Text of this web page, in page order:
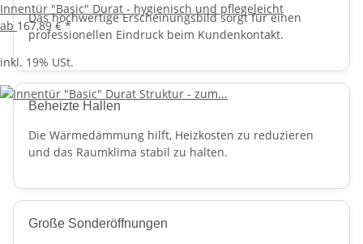
Das hochwertige Erscheinungsbild sorgt für einen
professionellen Eindruck beim Kundenkontakt.
Beheizte Hallen
Die Wärmedämmung hilft, Heizkosten zu reduzieren
und das Raumklima stabil zu halten.
Große Sonderöffnungen
Innentür "Basic" Durat - hygienisch und pflegeleicht
ab 167,89 €*
inkl. 19% USt.